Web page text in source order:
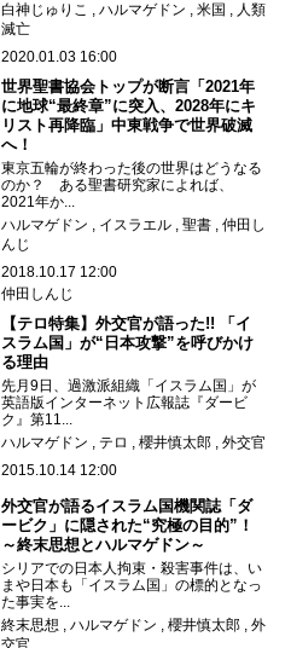
白神じゅりこ
ハルマゲドン 米国
人類
滅亡
2020.01.03 16:00
世界聖書協会トップが断言「2021年
に地球“最終章”に突入、2028年にキ
リスト再降臨」中東戦争で世界破滅
へ！
東京五輪が終わった後の世界はどうなる
のか？ ある聖書研究家によれば、
2021年か...
ハルマゲドン
イスラエル 聖書
仲田し
んじ
2018.10.17 12:00
仲田しんじ
【テロ特集】外交官が語った!! 「イ
スラム国」が“日本攻撃”を呼びかけ
る理由
先月9日、過激派組織「イスラム国」が
英語版インターネット広報誌『ダービ
ク』第11...
ハルマゲドン
テロ 櫻井慎太郎
外交官
2015.10.14 12:00
外交官が語るイスラム国機関誌「ダ
ービク」に隠された“究極の目的”！
～終末思想とハルマゲドン～
シリアでの日本人拘束・殺害事件は、い
まや日本も「イスラム国」の標的となっ
た事実を...
終末思想
ハルマゲドン 櫻井慎太郎
外